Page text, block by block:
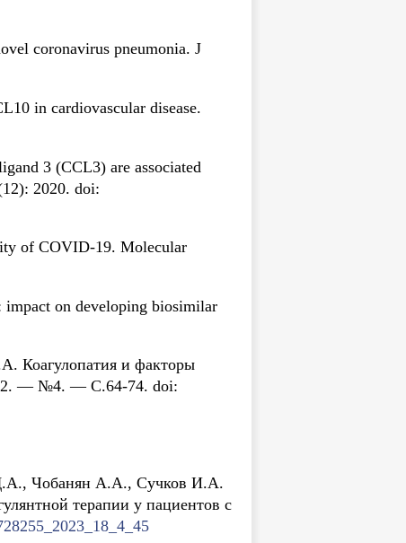
coronavirus pneumonia. J
in cardiovascular disease.
3 (CCL3) are associated
2020. doi:
of COVID-19. Molecular
on developing biosimilar
Коагулопатия и факторы
— №4. — С.64-74. doi:
Чобанян А.А., Сучков И.А.
терапии у пациентов с